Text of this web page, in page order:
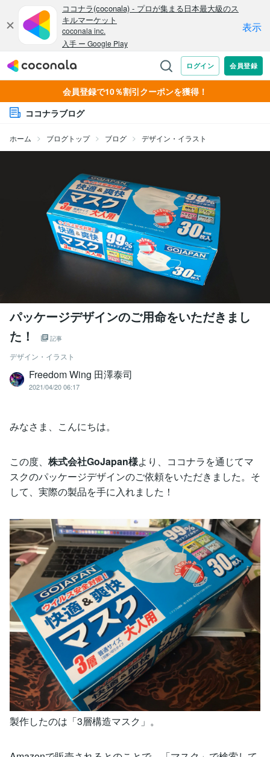
会員登録で10％割引クーポンを獲得！
ココナラブログ
ホーム ブログトップ ブログ デザイン・イラスト
パッケージデザインのご用命をいただきまし
た！
記事
デザイン・イラスト
Freedom Wing 田澤泰司
2021/04/20 06:17
みなさま、こんにちは。
この度、 株式会社GoJapan様より、ココナラを通じてマ
スクのパッケージデザインのご依頼をいただきました。そ
して、実際の製品を手に入れました！
製作したのは「3層構造マスク」。